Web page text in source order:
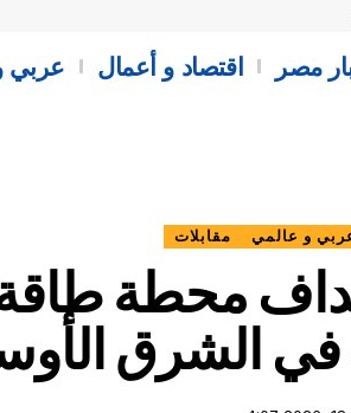
مصر اقتصاد و أعمال عربي
و عالمي مقابلات
محطة طاقة
الشرق